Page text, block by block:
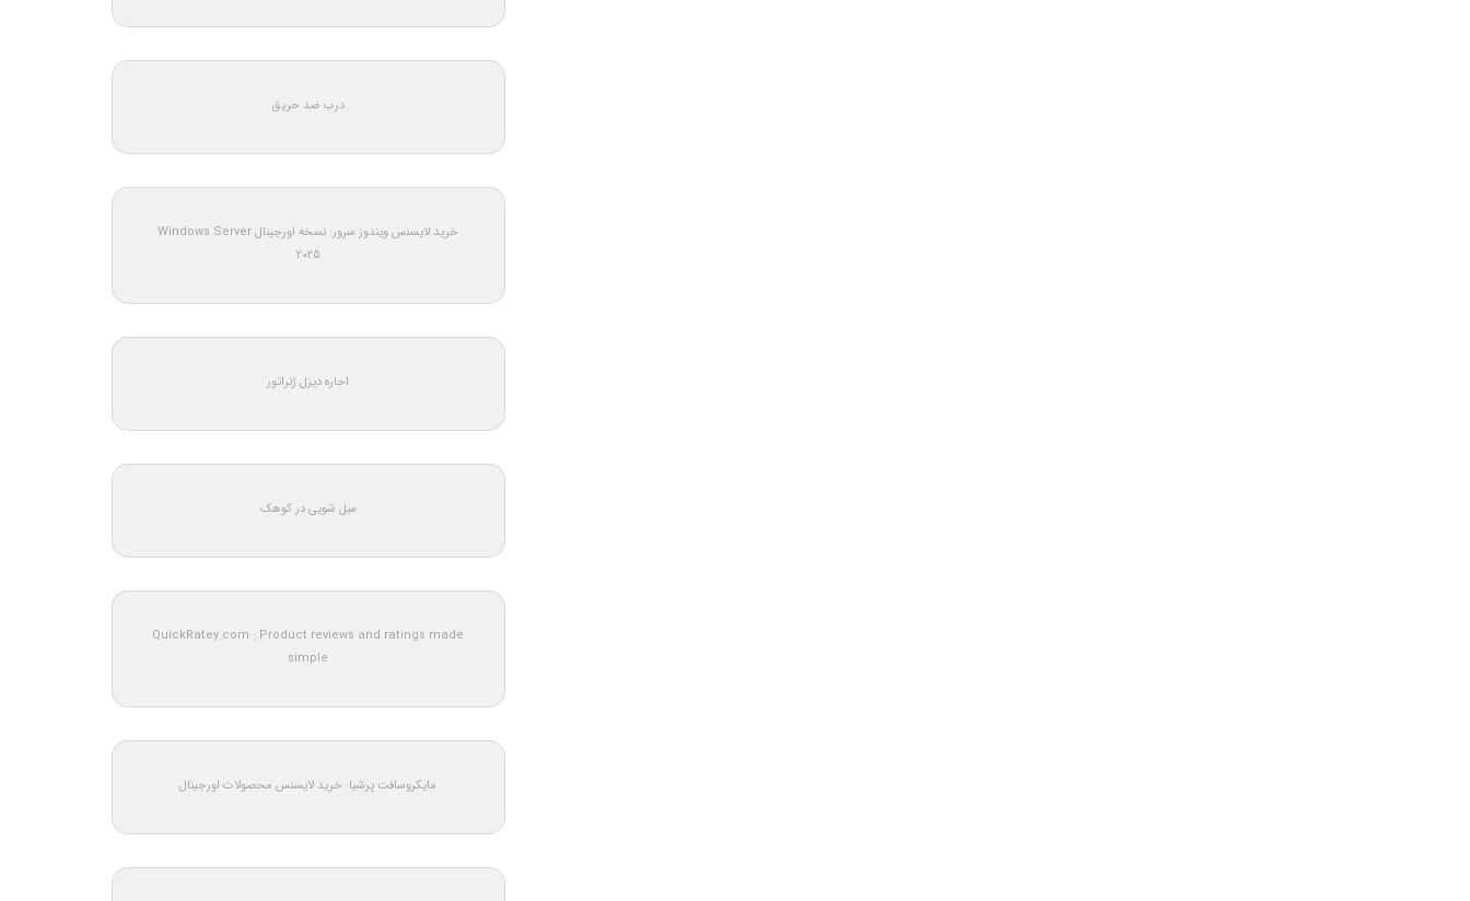
درب ضد حریق
خرید لایسنس ویندوز سرور: نسخه اورجینال Windows Server
2025
اجاره دیزل ژنراتور
مبل شویی در کوهک
QuickRatey.com : Product reviews and ratings made
simple
مایکروسافت پرشیا: خرید لایسنس محصولات اورجینال